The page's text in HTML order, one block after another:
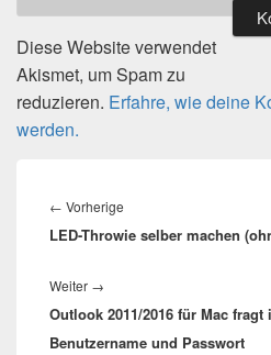
Diese Website verwendet
Akismet, um Spam zu
reduzieren. Erfahre, wie deine
werden.
← Vorherige
Beitrag:
LED-Throwie selber machen
Weiter →
Beitrag:
Outlook 2011/2016 für Mac
Benutzername und Passwort